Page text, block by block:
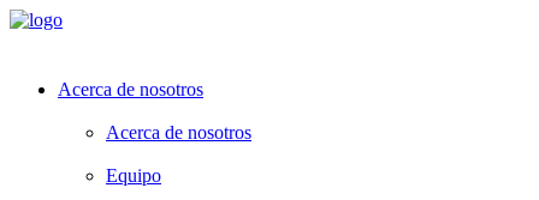
Acerca de nosotros
Acerca de nosotros
Equipo